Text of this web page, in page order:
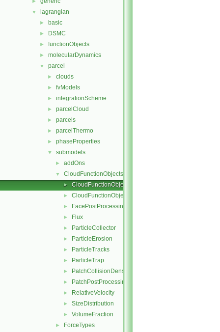
▼ lagrangian
► basic
► DSMC
► functionObjects
► molecularDynamics
▼ parcel
► clouds
► fvModels
► integrationScheme
► parcelCloud
► parcels
► parcelThermo
► phaseProperties
▼ submodels
► addOns
▼ CloudFunctionObjects
► CloudFunctionObject
► CloudFunctionObjectList
► FacePostProcessing
► Flux
► ParticleCollector
► ParticleErosion
► ParticleTracks
► ParticleTrap
► PatchCollisionDensity
► PatchPostProcessing
► RelativeVelocity
► SizeDistribution
► VolumeFraction
► ForceTypes